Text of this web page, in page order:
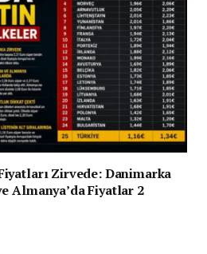
Zirvede: Danimarka
Almanya’da Fiyatlar 2